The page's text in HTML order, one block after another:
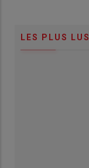
LES PLUS LUS